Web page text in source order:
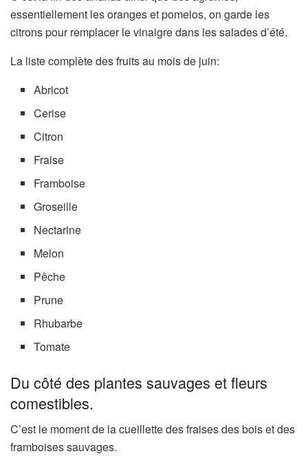
essentiellement les oranges et pomelos, on garde les
citrons pour remplacer le vinaigre dans les salades d’été.
La liste complète des fruits au mois de juin:
Abricot
Cerise
Citron
Fraise
Framboise
Groseille
Nectarine
Melon
Pêche
Prune
Rhubarbe
Tomate
Du côté des plantes sauvages et fleurs
comestibles.
C’est le moment de la cueillette des fraises des bois et des
framboises sauvages.